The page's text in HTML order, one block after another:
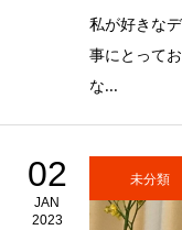
私が好きな
事にとって
な...
02
JAN
2023
未分類